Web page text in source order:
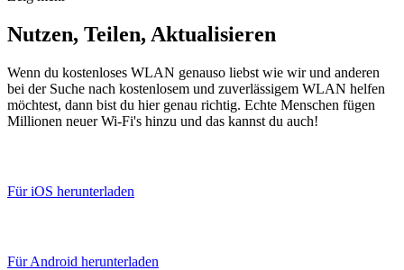
Nutzen, Teilen, Aktualisieren
Wenn du kostenloses WLAN genauso liebst wie wir und anderen
bei der Suche nach kostenlosem und zuverlässigem WLAN helfen
möchtest, dann bist du hier genau richtig. Echte Menschen fügen
Millionen neuer Wi-Fi's hinzu und das kannst du auch!
Für iOS herunterladen
Für Android herunterladen